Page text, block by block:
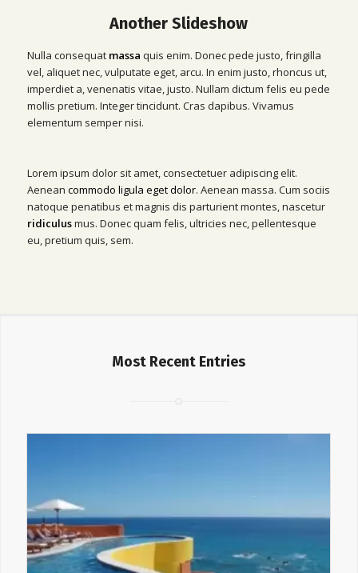
Another Slideshow
Nulla consequat massa quis enim. Donec pede justo, fringilla
vel, aliquet nec, vulputate eget, arcu. In enim justo, rhoncus ut,
imperdiet a, venenatis vitae, justo. Nullam dictum felis eu pede
mollis pretium. Integer tincidunt. Cras dapibus. Vivamus
elementum semper nisi.
Lorem ipsum dolor sit amet, consectetuer adipiscing elit.
Aenean commodo ligula eget dolor. Aenean massa. Cum sociis
natoque penatibus et magnis dis parturient montes, nascetur
ridiculusmus. Donec quam felis, ultricies nec, pellentesque
eu, pretium quis, sem.
Most Recent Entries